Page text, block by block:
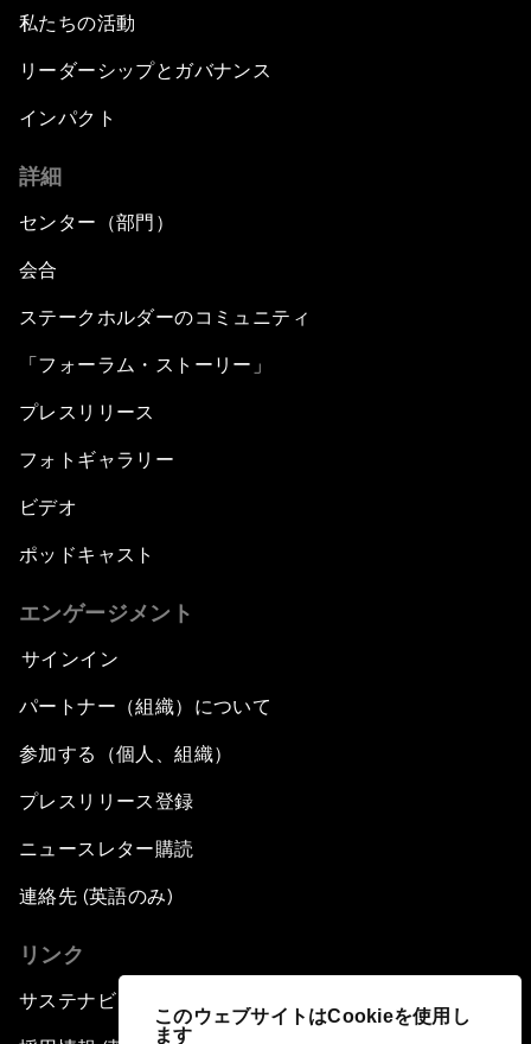
このウェブサイトはCookieを使用し
ます
私たちの活動
リーダーシップとガバナンス
インパクト
詳細
センター（部門）
会合
ステークホルダーのコミュニティ
「フォーラム・ストーリー」
プレスリリース
フォトギャラリー
ビデオ
ポッドキャスト
エンゲージメント
サインイン
パートナー（組織）について
参加する（個人、組織）
プレスリリース登録
ニュースレター購読
連絡先 (英語のみ)
リンク
サステナビリティへの取り組み